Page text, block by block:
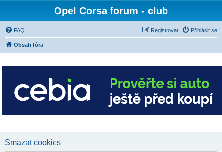
Opel Corsa forum - club
FAQ Přihlásit se
Registrovat
Obsah fóra
Smazat cookies